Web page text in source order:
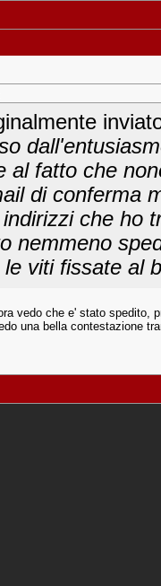
al fatto che
di conferma
che ho
nemmeno
le viti fissate al
vedo che e' stato spedito,
una bella contestazione